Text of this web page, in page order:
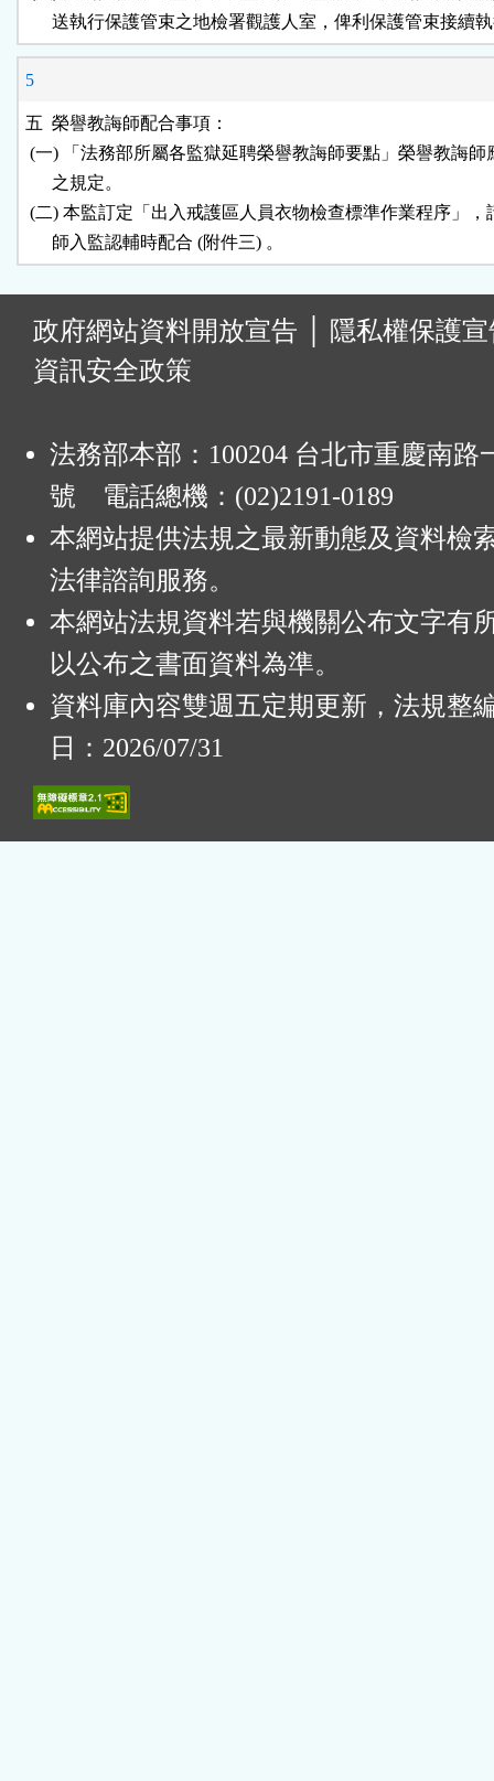
5
五  榮譽教誨師配合事項：
(一) 「法務部所屬各監獄延聘榮譽教誨師要點」榮譽教誨師
      之規定。
(二) 本監訂定「出入戒護區人員衣物檢查標準作業程序」，
政府網站資料開放宣告
隱私權保護
資訊安全政策
法務部本部：100204 台北市重慶南路
號 電話總機：(02)2191-0189
本網站提供法規之最新動態及資料檢
法律諮詢服務。
本網站法規資料若與機關公布文字有
以公布之書面資料為準。
資料庫內容雙週五定期更新，法規整
日：2026/07/31